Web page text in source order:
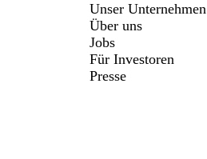
Unser Unternehmen
Über uns
Jobs
Für Investoren
Presse